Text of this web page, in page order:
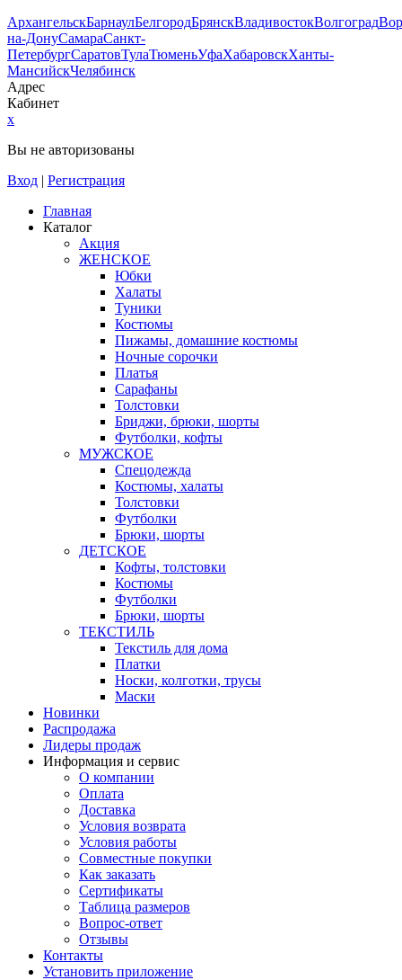
АрхангельскБарнаулБелгородБрянскВладивостокВолгоград
на-ДонуСамараСанкт-
ПетербургСаратовТулаТюменьУфаХабаровскХанты-
МансийскЧелябинск
Адрес
Кабинет
x
Вы не авторизованы
Вход | Регистрация
Главная
Каталог
Акция
ЖЕНСКОЕ
Юбки
Халаты
Туники
Костюмы
Пижамы, домашние костюмы
Ночные сорочки
Платья
Сарафаны
Толстовки
Бриджи, брюки, шорты
Футболки, кофты
МУЖСКОЕ
Спецодежда
Костюмы, халаты
Толстовки
Футболки
Брюки, шорты
ДЕТСКОЕ
Кофты, толстовки
Костюмы
Футболки
Брюки, шорты
ТЕКСТИЛЬ
Текстиль для дома
Платки
Носки, колготки, трусы
Маски
Новинки
Распродажа
Лидеры продаж
Информация и сервис
О компании
Оплата
Доставка
Условия возврата
Условия работы
Совместные покупки
Как заказать
Сертификаты
Таблица размеров
Вопрос-ответ
Отзывы
Контакты
Установить приложение